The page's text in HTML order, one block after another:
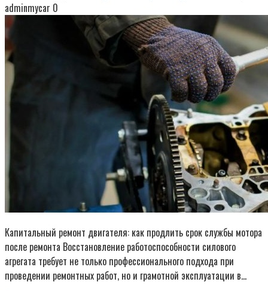
adminmycar 0
Капитальный ремонт двигателя: как продлить срок службы мотора
после ремонта Восстановление работоспособности силового
агрегата требует не только профессионального подхода при
проведении ремонтных работ, но и грамотной эксплуатации в…